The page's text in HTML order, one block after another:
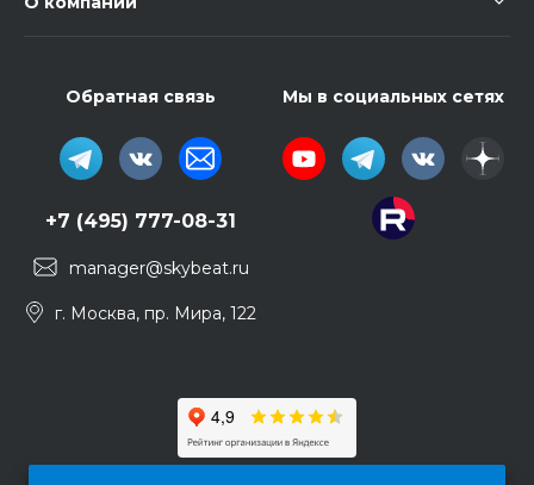
Обратная связь
+7 (495) 777-08-31
manager@skybeat.ru
г. Москва, пр. Мира, 122
Мы в социальных сетях